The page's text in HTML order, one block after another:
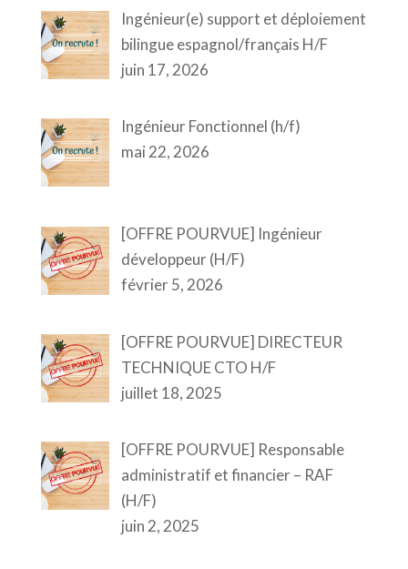
Ingénieur(e) support et déploiement
bilingue espagnol/français H/F
juin 17, 2026
Ingénieur Fonctionnel (h/f)
mai 22, 2026
[OFFRE POURVUE] Ingénieur
développeur (H/F)
février 5, 2026
[OFFRE POURVUE] DIRECTEUR
TECHNIQUE CTO H/F
juillet 18, 2025
[OFFRE POURVUE] Responsable
administratif et financier – RAF
(H/F)
juin 2, 2025